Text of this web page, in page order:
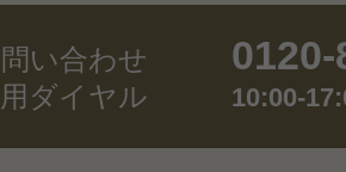
い合わせ
ダイヤル
10:00-